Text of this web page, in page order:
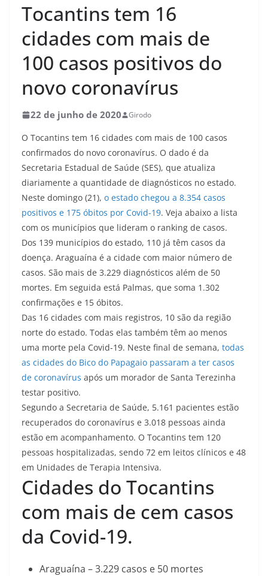
Tocantins tem 16
cidades com mais de
100 casos positivos do
novo coronavírus
22 de junho de 2020 Girodo
O Tocantins tem 16 cidades com mais de 100 casos
confirmados do novo coronavírus. O dado é da
Secretaria Estadual de Saúde (SES), que atualiza
diariamente a quantidade de diagnósticos no estado.
Neste domingo (21), o estado chegou a 8.354 casos
positivos e 175 óbitos por Covid-19. Veja abaixo a lista
com os municípios que lideram o ranking de casos.
Dos 139 municípios do estado, 110 já têm casos da
doença. Araguaína é a cidade com maior número de
casos. São mais de 3.229 diagnósticos além de 50
mortes. Em seguida está Palmas, que soma 1.302
confirmações e 15 óbitos.
Das 16 cidades com mais registros, 10 são da região
norte do estado. Todas elas também têm ao menos
uma morte pela Covid-19. Neste final de semana, todas
as cidades do Bico do Papagaio passaram a ter casos
de coronavírus após um morador de Santa Terezinha
testar positivo.
Segundo a Secretaria de Saúde, 5.161 pacientes estão
recuperados do coronavírus e 3.018 pessoas ainda
estão em acompanhamento. O Tocantins tem 120
pessoas hospitalizadas, sendo 72 em leitos clínicos e 48
em Unidades de Terapia Intensiva.
Cidades do Tocantins
com mais de cem casos
da Covid-19.
Araguaína – 3.229 casos e 50 mortes